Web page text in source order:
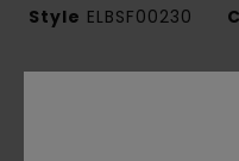
Style ELBSF00230
Conscious by